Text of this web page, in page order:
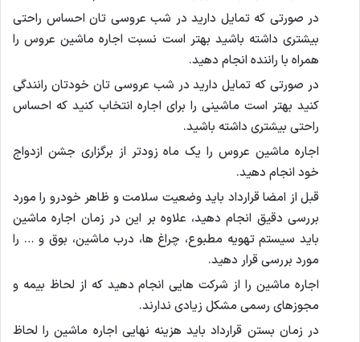
در صورتی که تمایل دارید در شب عروسی تان احساس راحتی
بیشتری داشته باشید بهتر است نسبت اجاره ماشین عروس را
همراه با راننده انجام دهید.
در صورتی که تمایل دارید در شب عروسی تان خودتان رانندگی
کنید بهتر است ماشینی را برای اجاره انتخاب کنید که احساس
راحتی بیشتری داشته باشید.
اجاره ماشین عروس را یک ماه زودتر از برگزاری جشن ازدواج
خود انجام دهید.
قبل از امضا قرارداد باید وضعیت سلامت و ظاهر خودرو را مورد
بررسی دقیق انجام دهید، علاوه بر این در زمان اجاره ماشین
باید سیستم تهویه مطبوع، چراغ ها، درب ماشین، بوق و … را
مورد بررسی قرار دهید.
اجاره ماشین را از شرکت هایی انجام دهید که از لحاظ بیمه و
مجوزهای رسمی مشکل زیادی ندارند.
در زمان بستن قرارداد باید هزینه نهایی اجاره ماشین را لحاظ